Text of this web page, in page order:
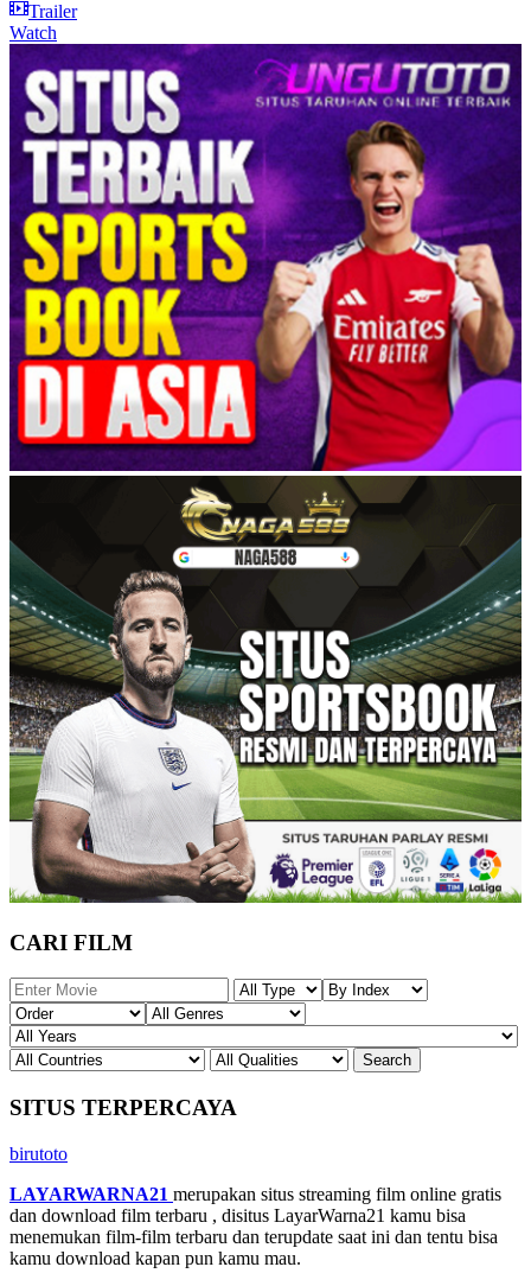
Trailer
Watch
CARI FILM
SITUS TERPERCAYA
birutoto
LAYARWARNA21 merupakan situs streaming film online gratis
dan download film terbaru , disitus LayarWarna21 kamu bisa
menemukan film-film terbaru dan terupdate saat ini dan tentu bisa
kamu download kapan pun kamu mau.